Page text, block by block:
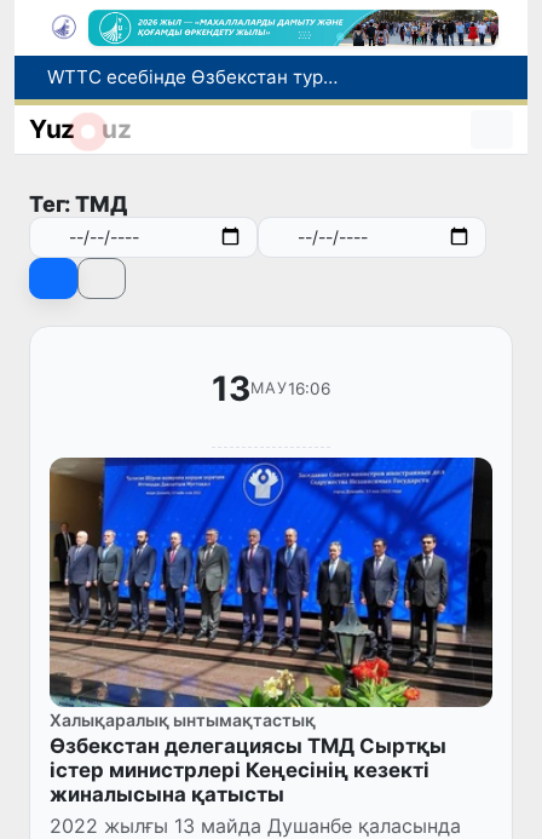
WTTC есебінде Өзбекстан туризмнің өсу қарқыны бойынша Орталық Азияда бірінші орынға шықты
Мүмкіндігі шектеулі талапкерлерге қабылдау емтихандарында қосымша уақыт беріледі
Жарты жылда Өзбекстанда қанша егіз сәби дүниеге келді?
Yuz uz
Тег: ТМД
13МАУ16:06
Халықаралық ынтымақтастық
Өзбекстан делегациясы ТМД Сыртқы
істер министрлері Кеңесінің кезекті
жиналысына қатысты
2022 жылғы 13 майда Душанбе қаласында